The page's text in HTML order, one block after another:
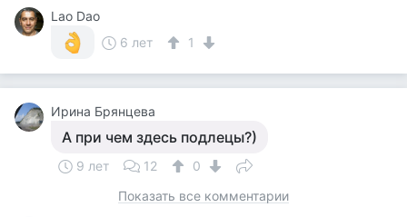
Lao Dao
6 лет
1
Ирина Брянцева
А при чем здесь подлецы?)
9 лет 12
0
Показать все комментарии